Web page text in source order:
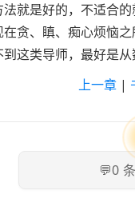
就是好的，不适合
贪、瞋、痴心烦恼
这类导师，最好是
上一章 |
💬0